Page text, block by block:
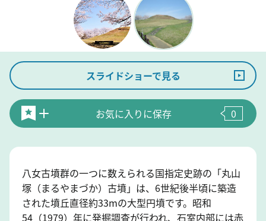
スライドショーで見る
お気に入りに保存 0
八女古墳群の一つに数えられる国指定史跡の「丸山
塚（まるやまづか）古墳」は、6世紀後半頃に築造
された墳丘直径約33mの大型円墳です。昭和
54（1979）年に発掘調査が行われ、石室内部には赤